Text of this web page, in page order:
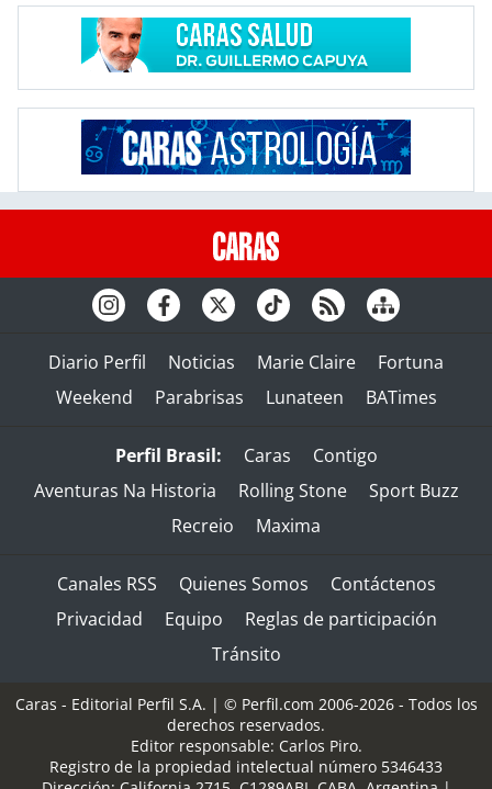
Diario Perfil Noticias Marie Claire
Fortuna
Weekend
Parabrisas Lunateen BATimes
Perfil Brasil: Caras
Contigo
Aventuras Na Historia
Rolling Stone
Sport Buzz
Recreio
Maxima
Canales RSS Quienes Somos
Contáctenos
Privacidad
Equipo
Reglas de participación
Tránsito
Caras - Editorial Perfil S.A. | © Perfil.com 2006-2026 - Todos los
derechos reservados.
Editor responsable: Carlos Piro.
Registro de la propiedad intelectual número 5346433